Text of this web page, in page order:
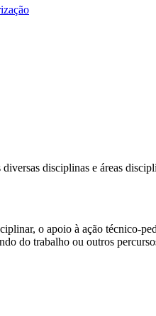
diversas disciplinas e áreas
o apoio à ação técnico-
do trabalho ou outros